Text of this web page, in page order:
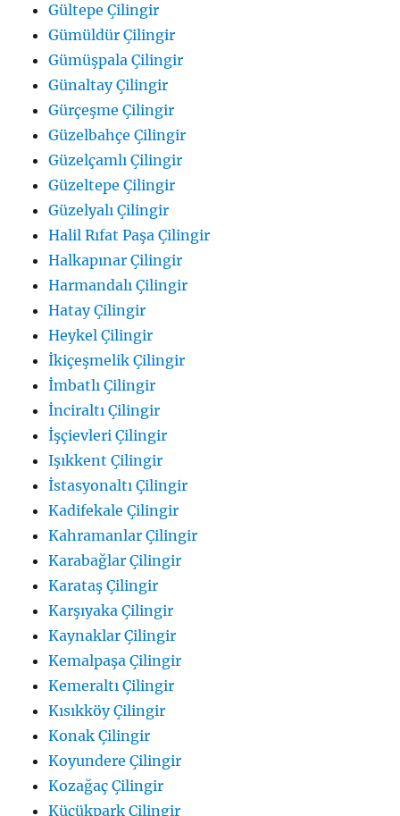
Gültepe Çilingir
Gümüldür Çilingir
Gümüşpala Çilingir
Günaltay Çilingir
Gürçeşme Çilingir
Güzelbahçe Çilingir
Güzelçamlı Çilingir
Güzeltepe Çilingir
Güzelyalı Çilingir
Halil Rıfat Paşa Çilingir
Halkapınar Çilingir
Harmandalı Çilingir
Hatay Çilingir
Heykel Çilingir
İkiçeşmelik Çilingir
İmbatlı Çilingir
İnciraltı Çilingir
İşçievleri Çilingir
Işıkkent Çilingir
İstasyonaltı Çilingir
Kadifekale Çilingir
Kahramanlar Çilingir
Karabağlar Çilingir
Karataş Çilingir
Karşıyaka Çilingir
Kaynaklar Çilingir
Kemalpaşa Çilingir
Kemeraltı Çilingir
Kısıkköy Çilingir
Konak Çilingir
Koyundere Çilingir
Kozağaç Çilingir
Küçükpark Çilingir